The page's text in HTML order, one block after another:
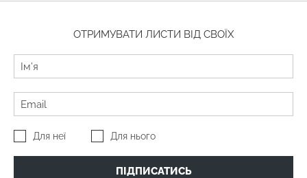
ОТРИМУВАТИ ЛИСТИ ВІД СВОЇХ
Для неї Для нього
ПІДПИСАТИСЬ